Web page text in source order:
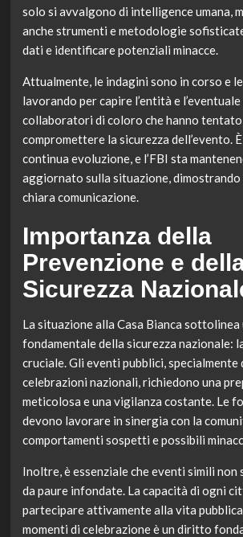
solo si avvalgono di intelligence umana,
anche strumenti e metodologie
dati e identificare potenziali minacce.
Attualmente, le indagini sono in corso e
lavorando per capire l’entità e
collaboratori di coloro che hanno tentato
compromettere la sicurezza dell’evento.
continua evoluzione, e l’FBI sta
aggiornato sulla situazione, dimostrando
chiara comunicazione.
Importanza della
Prevenzione e
Sicurezza
La situazione alla Casa Bianca
fondamentale della sicurezza nazionale:
cruciale. Gli eventi pubblici,
celebrazioni nazionali, richiedono una
meticolosa e una vigilanza costante. Le
devono lavorare in sinergia con la
comportamenti sospetti e possibili
Inoltre, è essenziale che eventi simili non
da paure infondate. La capacità di ogni
partecipare attivamente alla vita
momenti di celebrazione è un diritto